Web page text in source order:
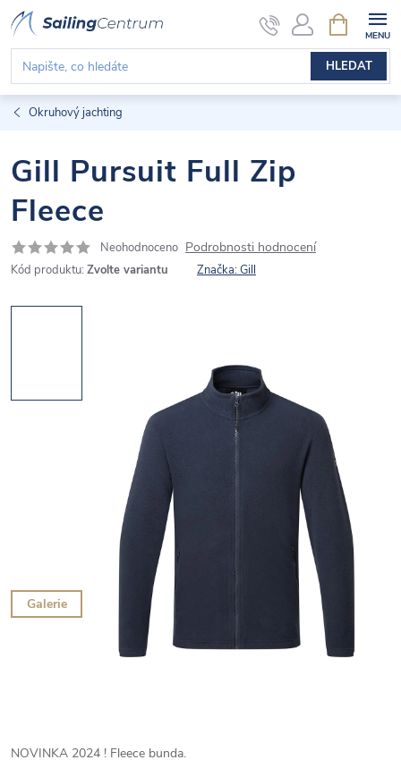
Přejít
na
obsah
HLEDAT
NÁKUPNÍ
KOŠÍK
Okruhový jachting
Gill Pursuit Full Zip
Fleece
Neohodnoceno Podrobnosti hodnocení
Kód produktu: Zvolte variantu Značka:Gill
Galerie
NOVINKA 2024 ! Fleece bunda.